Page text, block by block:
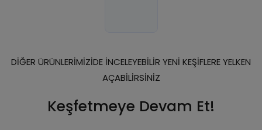
DİĞER ÜRÜNLERİMİZİDE İNCELEYEBİLİR YENİ KEŞİFLERE YELKEN
AÇABİLİRSİNİZ
Keşfetmeye Devam Et!